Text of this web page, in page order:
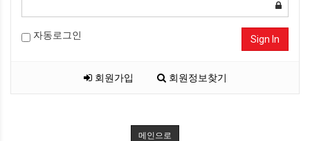
자동로그인 Sign In
회원가입 회원정보찾기
메인으로